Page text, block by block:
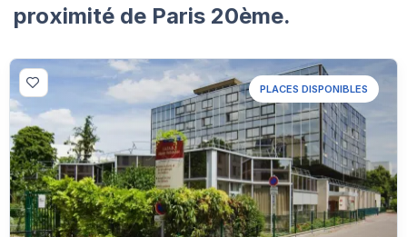
proximité de Paris 20ème.
PLACES DISPONIBLES